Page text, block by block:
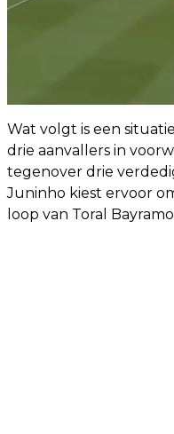
Wat volgt is een
drie aanvallers in
tegenover drie
Juninho kiest ervoor
loop van Toral